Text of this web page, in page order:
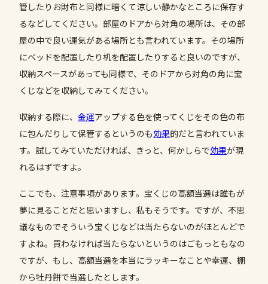
管したりお財布と同様に暗くて涼しい静かなところに保存す
るなどしてください。部屋のドアから対角の場所は、その部
屋の中で良い運気がある場所とも言われています。その場所
にベッドを配置したり机を配置したりすると良いのですが、
収納スペースがあっても同様で、そのドアから対角の角に宝
くじなどを収納してみてください。
収納する際に、 金運アップする色を使ってくじをその色の布
に包んだりして保管するというのも効果的だと言われていま
す。試してみていただければ、きっと、何かしらで効果が現
れるはずですよ。
ここでも、注意事項があります。宝くじの高額当選は誰もが
夢に見ることだと思いますし、私もそうです。ですが、不思
議なものでそういう宝くじなどは当たらないのがほとんどで
すよね。買わなければ当たらないというのはごもっともなの
ですが、もし、高額当選を本当にラッキーなことや幸運、棚
から牡丹餅で当選したとします。